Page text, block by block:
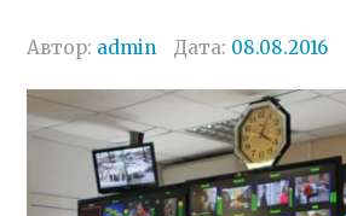
Автор: admin Дата: 08.08.2016